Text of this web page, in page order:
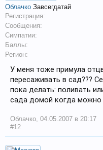
Облачко Завсегдатай
Регистрация:
Сообщения:
Симпатии:
Баллы:
Регион:
У меня тоже примула
пересаживать в сад???
пока делать: поливать
сада домой когда можно
Облачко, 04.05.2007 в 20:17
#12